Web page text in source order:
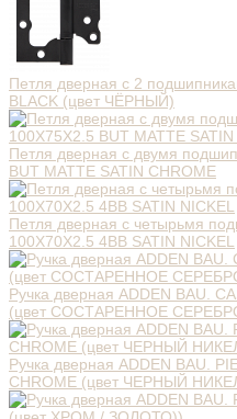
Петля дверная с 2
BLACK (цвет ЧЁРНЫЙ)
Петля дверная с двумя
BUT MATTE SATIN CHROME
Петля дверная с четырьмя
100X70X2.5 4BB SATIN NICKEL
Ручка дверная ADDEN BAU.
(цвет СОСТАРЕННОЕ
Ручка дверная ADDEN BAU.
CHROME (цвет ЧЕРНЫЙ